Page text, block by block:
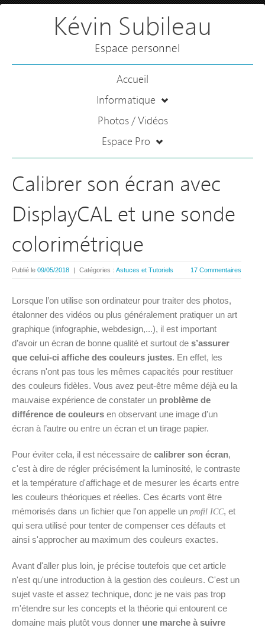
Kévin Subileau
Espace personnel
Accueil
Informatique
Photos / Vidéos
Espace Pro
Calibrer son écran avec
DisplayCAL et une sonde
colorimétrique
17 Commentaires
Publié le 09/05/2018 | Catégories : Astuces et Tutoriels
Lorsque l’on utilise son ordinateur pour traiter des photos,
étalonner des vidéos ou plus généralement pratiquer un art
graphique (infographie, webdesign,...), il est important
d’avoir un écran de bonne qualité et surtout de s’assurer
que celui-ci affiche des couleurs justes. En effet, les
écrans n'ont pas tous les mêmes capacités pour restituer
des couleurs fidèles. Vous avez peut-être même déjà eu la
mauvaise expérience de constater un problème de
différence de couleurs en observant une image d’un
écran à l’autre ou entre un écran et un tirage papier.
Pour éviter cela, il est nécessaire de calibrer son écran,
c'est à dire de régler précisément la luminosité, le contraste
et la température d'affichage et de mesurer les écarts entre
les couleurs théoriques et réelles. Ces écarts vont être
mémorisés dans un fichier que l'on appelle un profil ICC, et
qui sera utilisé pour tenter de compenser ces défauts et
ainsi s'approcher au maximum des couleurs exactes.
Avant d'aller plus loin, je précise toutefois que cet article
n'est qu'une introduction à la gestion des couleurs. C'est un
sujet vaste et assez technique, donc je ne vais pas trop
m'étendre sur les concepts et la théorie qui entourent ce
domaine mais plutôt vous donner une marche à suivre